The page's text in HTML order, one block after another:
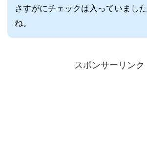
さすがにチェックは入っていました
ね。
スポンサーリンク